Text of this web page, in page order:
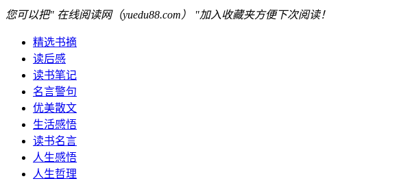
您可以把" 在线阅读网（yuedu88.com） "加入收藏夹方便下次阅读！
精选书摘
读后感
读书笔记
名言警句
优美散文
生活感悟
读书名言
人生感悟
人生哲理